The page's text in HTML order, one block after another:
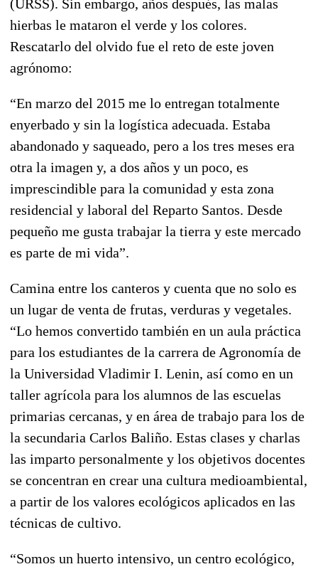
(URSS). Sin embargo, años después, las malas
hierbas le mataron el verde y los colores.
Rescatarlo del olvido fue el reto de este joven
agrónomo:
“En marzo del 2015 me lo entregan totalmente
enyerbado y sin la logística adecuada. Estaba
abandonado y saqueado, pero a los tres meses era
otra la imagen y, a dos años y un poco, es
imprescindible para la comunidad y esta zona
residencial y laboral del Reparto Santos. Desde
pequeño me gusta trabajar la tierra y este mercado
es parte de mi vida”.
Camina entre los canteros y cuenta que no solo es
un lugar de venta de frutas, verduras y vegetales.
“Lo hemos convertido también en un aula práctica
para los estudiantes de la carrera de Agronomía de
la Universidad Vladimir I. Lenin, así como en un
taller agrícola para los alumnos de las escuelas
primarias cercanas, y en área de trabajo para los de
la secundaria Carlos Baliño. Estas clases y charlas
las imparto personalmente y los objetivos docentes
se concentran en crear una cultura medioambiental,
a partir de los valores ecológicos aplicados en las
técnicas de cultivo.
“Somos un huerto intensivo, un centro ecológico,